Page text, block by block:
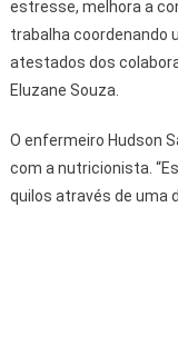
estresse, melhora a
trabalha coordenando
atestados dos
Eluzane Souza.
O enfermeiro Hudson
com a nutricionista.
quilos através de uma